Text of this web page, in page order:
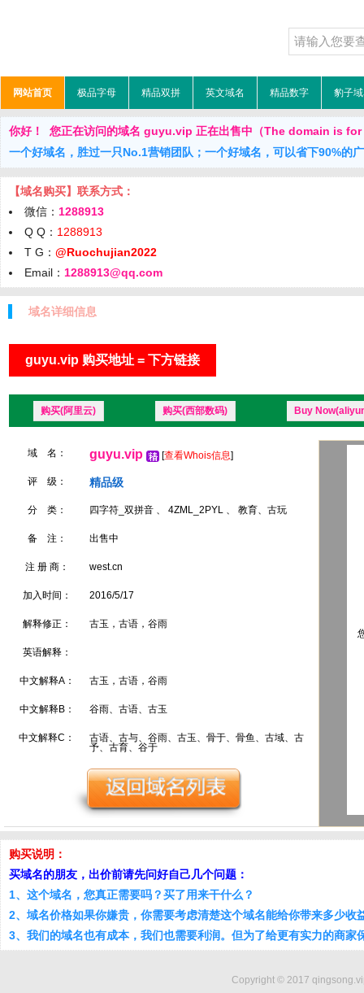
网站首页 极品字母 精品双拼 英文域名 精品数字 豹子
你好！ 您正在访问的域名 guyu.vip 正在出售中（The domain is for
一个好域名，胜过一只No.1营销团队；一个好域名，可以省下90%的
【域名购买】联系方式：
微信： 1288913
Q Q： 1288913
T G： @Ruochujian2022
Email： 1288913@qq.com
域名详细信息
guyu.vip 购买地址 = 下方链接
购买(阿里云) 购买(西部数码) Buy
域 名： guyu.vip [查看Whois信息]
评 级： 精品级
分 类： 四字符_双拼音 、 4ZML_2PYL 、 教育、古玩
备 注： 出售中
注 册 商： west.cn
加入时间： 2016/5/17
解释修正： 古玉，古语，谷雨
英语解释：
中文解释A： 古玉，古语，谷雨
中文解释B： 谷雨、古语、古玉
中文解释C：
古语、古与、谷雨、古玉、骨于、骨鱼、古域、古
予、古育、谷于
购买说明：
买域名的朋友，出价前请先问好自己几个问题：
1、这个域名，您真正需要吗？买了用来干什么？
2、域名价格如果你嫌贵，你需要考虑清楚这个域名能给你带来多少收
3、我们的域名也有成本，我们也需要利润。但为了给更有实力的商家
Copyright © 2017